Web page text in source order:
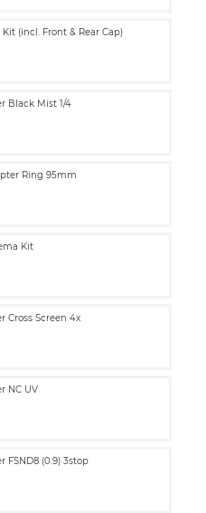
(incl. Front & Rear Cap)
Black Mist 1/4
Ring 95mm
Kit
Cross Screen 4x
NC UV
FSND8 (0.9) 3stop